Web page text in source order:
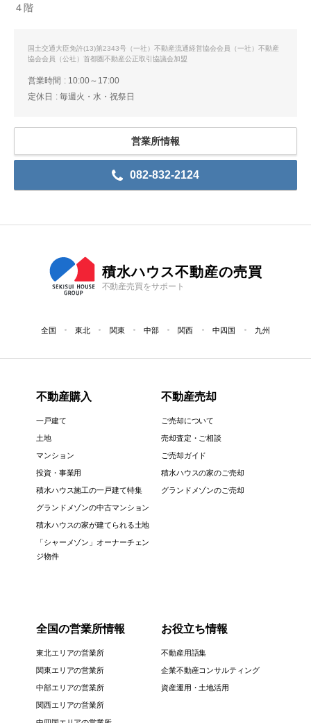
４階
国土交通大臣免許(13)第2343号（一社）不動産流通経営協会会員（一社）不動産
協会会員（公社）首都圏不動産公正取引協議会加盟
082-832-2124
営業時間
10:00～17:00
定休日
毎週火・水・祝祭日
営業所情報
積水ハウス不動産の売買
不動産売買をサポート
全国 東北 関東 中部 関西 中四国 九州
不動産購入
一戸建て
土地
マンション
投資・事業用
積水ハウス施工の一戸建て特集
グランドメゾンの中古マンション
積水ハウスの家が建てられる土地
「シャーメゾン」オーナーチェン
ジ物件
不動産売却
ご売却について
売却査定・ご相談
ご売却ガイド
積水ハウスの家のご売却
グランドメゾンのご売却
全国の営業所情報
東北エリアの営業所
関東エリアの営業所
中部エリアの営業所
関西エリアの営業所
お役立ち情報
不動産用語集
企業不動産コンサルティング
資産運用・土地活用